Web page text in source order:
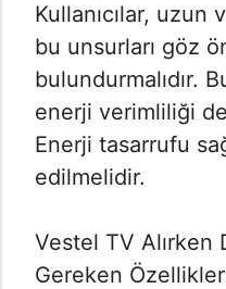
Kullanıcılar,
bu unsurları göz
bulundurmalıdır.
enerji verimliliği
Enerji tasarrufu
edilmelidir.
Vestel TV Alırken
Gereken Özellikler